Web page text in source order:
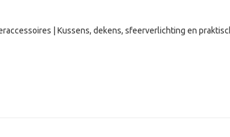
| Kussens, dekens, sfeerverlichting en